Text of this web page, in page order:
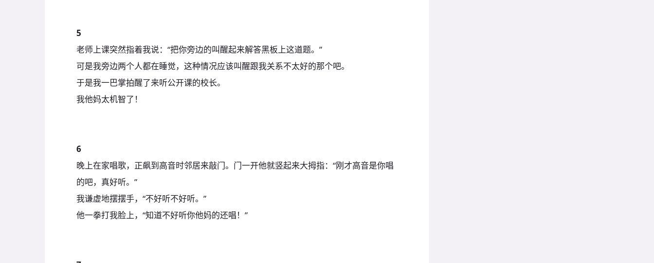
5
老师上课突然指着我说：“把你旁边的叫醒起来解答黑板上这道题。”
可是我旁边两个人都在睡觉，这种情况应该叫醒跟我关系不太好的那个吧。
于是我一巴掌拍醒了来听公开课的校长。
我他妈太机智了！
6
晚上在家唱歌，正飙到高音时邻居来敲门。门一开他就竖起来大拇指：“刚才高音是你唱
的吧，真好听。”
我谦虚地摆摆手，“不好听不好听。”
他一拳打我脸上，“知道不好听你他妈的还唱！”